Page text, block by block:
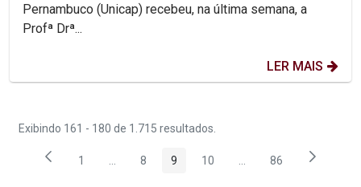
Pernambuco (Unicap) recebeu, na última semana, a
Profª Drª...
LER MAIS
Exibindo 161 - 180 de 1.715 resultados.
Página
1 Páginas intermediárias Usar ABA para navegar.
Página
8 Página
9 Página
10 PáginasPágina
86